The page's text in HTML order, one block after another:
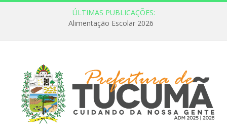
ÚLTIMAS PUBLICAÇÕES:
Alimentação Escolar 2026